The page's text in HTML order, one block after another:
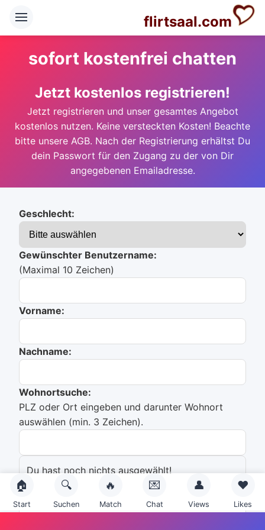
flirtsaal.com
sofort kostenfrei chatten
Jetzt kostenlos registrieren!
Jetzt registrieren und unser gesamtes Angebot
kostenlos nutzen. Keine versteckten Kosten! Beachte
bitte unsere AGB. Nach der Registrierung erhältst Du
dein Passwort für den Zugang zu der von Dir
angegebenen Emailadresse.
Geschlecht:
Gewünschter Benutzername:
(Maximal 10 Zeichen)
Vorname:
Nachname:
Wohnortsuche:
PLZ oder Ort eingeben und darunter Wohnort
auswählen (min. 3 Zeichen).
Du hast noch nichts ausgewählt!
Emailadresse:
🏠
Start
🔍
Suchen
🔥
Match
💌
Chat
👤
Views
❤️
Likes